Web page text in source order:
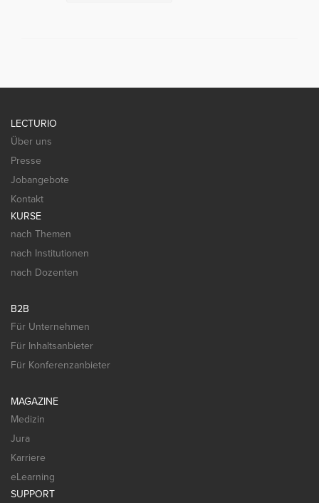
LECTURIO
Über uns
Presse
Jobangebote
Kontakt
KURSE
nach Themen
nach Institutionen
nach Dozenten
B2B
Für Unternehmen
Für Inhaltsanbieter
Für Konferenzanbieter
MAGAZINE
Medizin
Jura
Karriere
eLearning
SUPPORT